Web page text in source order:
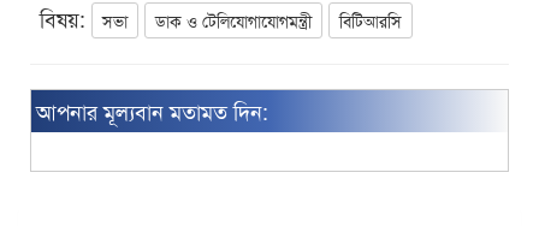
বিষয়: সভা ডাক ও টেলিযোগাযোগমন্ত্রী বিটিআরসি
আপনার মূল্যবান মতামত দিন: